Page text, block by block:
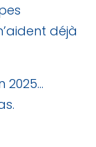
déjà
2025…